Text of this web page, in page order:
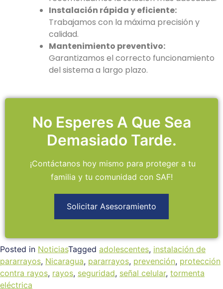
Instalación rápida y eficiente:
Trabajamos con la máxima precisión y
calidad.
Mantenimiento preventivo:
Garantizamos el correcto funcionamiento
del sistema a largo plazo.
No Esperes A Que Sea
Demasiado Tarde.
¡Contáctanos hoy mismo para proteger a tu
familia y tu comunidad con SAF!
Solicitar Asesoramiento
Posted in NoticiasTagged adolescentes, instalación de
pararrayos, Nicaragua, pararrayos, prevención, protección
contra rayos, rayos, seguridad, señal celular, tormenta
eléctrica